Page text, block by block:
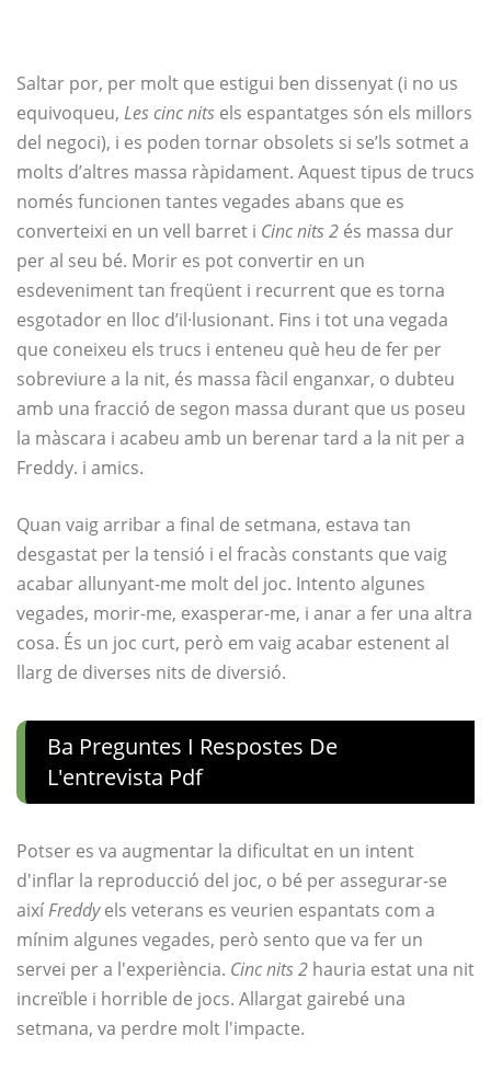
Saltar por, per molt que estigui ben dissenyat (i no us
equivoqueu, Les cinc nits els espantatges són els millors
del negoci), i es poden tornar obsolets si se’ls sotmet a
molts d’altres massa ràpidament. Aquest tipus de trucs
només funcionen tantes vegades abans que es
converteixi en un vell barret i Cinc nits 2 és massa dur
per al seu bé. Morir es pot convertir en un
esdeveniment tan freqüent i recurrent que es torna
esgotador en lloc d’il·lusionant. Fins i tot una vegada
que coneixeu els trucs i enteneu què heu de fer per
sobreviure a la nit, és massa fàcil enganxar, o dubteu
amb una fracció de segon massa durant que us poseu
la màscara i acabeu amb un berenar tard a la nit per a
Freddy. i amics.
Quan vaig arribar a final de setmana, estava tan
desgastat per la tensió i el fracàs constants que vaig
acabar allunyant-me molt del joc. Intento algunes
vegades, morir-me, exasperar-me, i anar a fer una altra
cosa. És un joc curt, però em vaig acabar estenent al
llarg de diverses nits de diversió.
Ba Preguntes I Respostes De
L'entrevista Pdf
Potser es va augmentar la dificultat en un intent
d'inflar la reproducció del joc, o bé per assegurar-se
aixíFreddyels veterans es veurien espantats com a
mínim algunes vegades, però sento que va fer un
servei per a l'experiència. Cinc nits 2 hauria estat una nit
increïble i horrible de jocs. Allargat gairebé una
setmana, va perdre molt l'impacte.